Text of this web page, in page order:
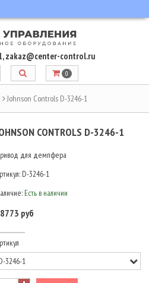
,zakaz@center-control.ru
0
Johnson Controls D-3246-1
CONTROLS D-3246-1
для демпфера
D-3246-1
Есть в наличии
руб